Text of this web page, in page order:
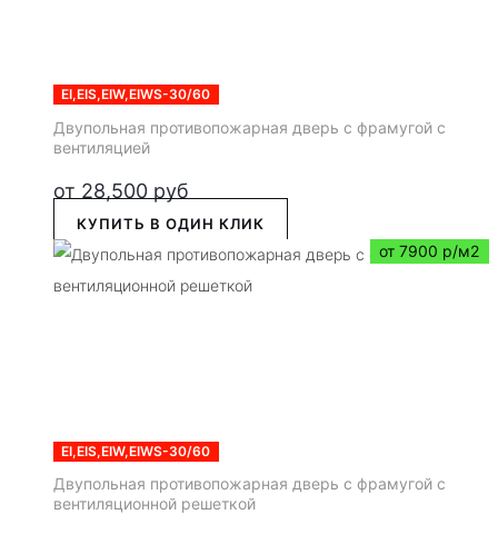
EI,EIS,EIW,EIWS-30/60
Двупольная противопожарная дверь с фрамугой с
вентиляцией
от 28,500 руб
КУПИТЬ В ОДИН КЛИК
от 7900 р/м2
EI,EIS,EIW,EIWS-30/60
Двупольная противопожарная дверь с фрамугой с
вентиляционной решеткой